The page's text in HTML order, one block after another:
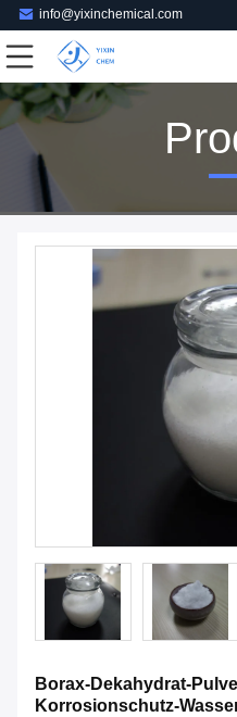
info@yixinchemical.com
Borax-Dekahydrat-
Korrosionschutz-